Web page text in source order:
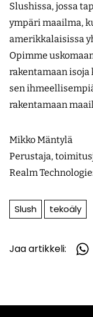
Slushissa, jossa
ympäri maailma,
amerikkalaisissa
Opimme
rakentamaan isoja
sen
rakentamaan
Mikko Mäntylä
Perustaja,
Realm
Slush tekoäly
Jaa artikkeli:
Jaa